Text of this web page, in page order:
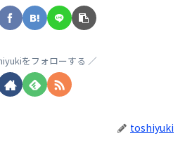
をフォローする
toshiyuki